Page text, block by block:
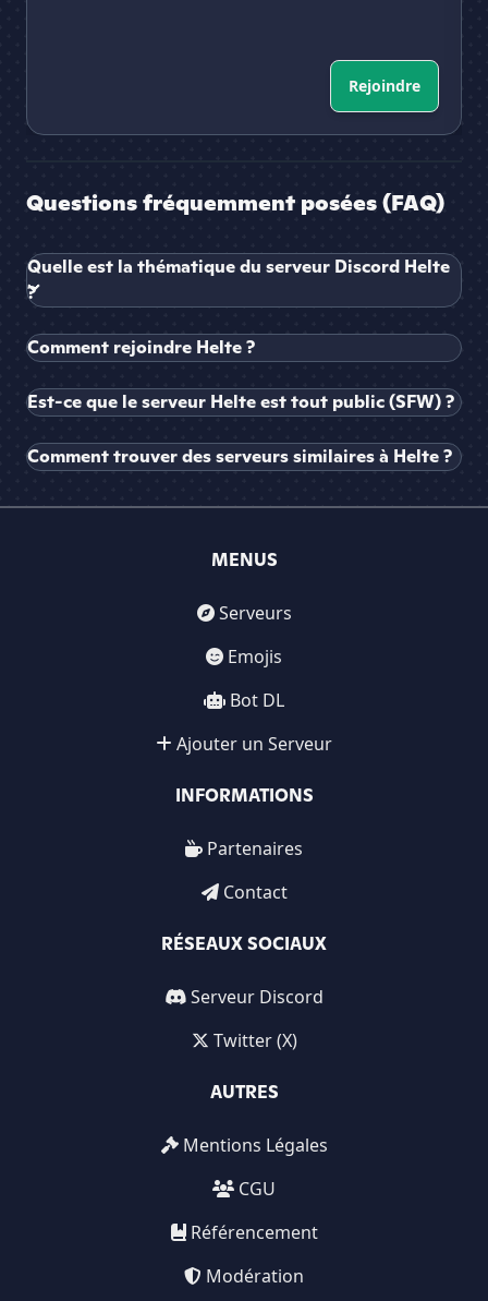
Rejoindre
Questions fréquemment posées (FAQ)
Quelle est la thématique du serveur Discord Helte
?
Comment rejoindre Helte ?
Est-ce que le serveur Helte est tout public (SFW) ?
Comment trouver des serveurs similaires à Helte ?
MENUS
Serveurs
Emojis
Bot DL
Ajouter un Serveur
INFORMATIONS
Partenaires
Contact
RÉSEAUX SOCIAUX
Serveur Discord
Twitter (X)
AUTRES
Mentions Légales
CGU
Référencement
Modération